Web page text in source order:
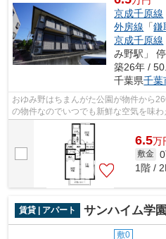
京成千原線
外房線 「鎌
京成千原線
み野駅」
築26年 /
千葉県千葉
おゆみ野はちまんがた公園が物件から
の物件なのでいつでも新鮮な空気を味
は大型タウンの中だからです。京成千原...
6.5万
敷金
1階 /
賃貸 | アパート サンハイム学
敷0